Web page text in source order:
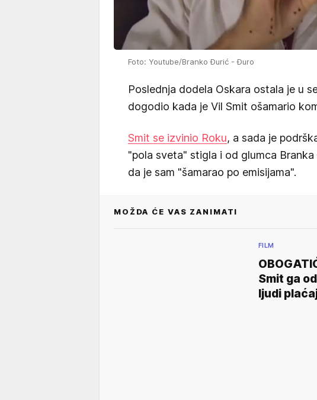
Foto: Youtube/Branko Đurić - Đuro
Poslednja dodela Oskara ostala je u
dogodio kada je Vil Smit ošamario
Smit se izvinio Roku, a sada je
"pola sveta" stigla i od glumca
da je sam "šamarao po emisijama".
MOŽDA ĆE VAS ZANIMATI
FILM
Smit ga
ljudi